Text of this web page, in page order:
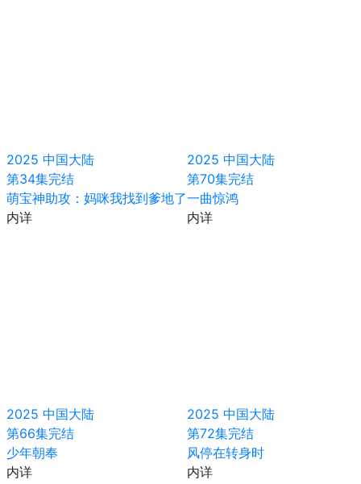
2025 中国大陆
第34集完结
萌宝神助攻：妈咪我找到爹地了
内详
2025 中国大陆
第70集完结
一曲惊鸿
内详
2025 中国大陆
第66集完结
少年朝奉
内详
2025 中国大陆
第72集完结
风停在转身时
内详